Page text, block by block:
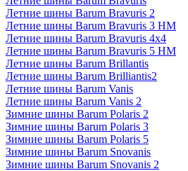
Летние шины Barum Bravuris 2
Летние шины Barum Bravuris 3 HM
Летние шины Barum Bravuris 4х4
Летние шины Barum Bravuris 5 HM
Летние шины Barum Brillantis
Летние шины Barum Brilliantis2
Летние шины Barum Vanis
Летние шины Barum Vanis 2
Зимние шины Barum Polaris 2
Зимние шины Barum Polaris 3
Зимние шины Barum Polaris 5
Зимние шины Barum Snovanis
Зимние шины Barum Snovanis 2